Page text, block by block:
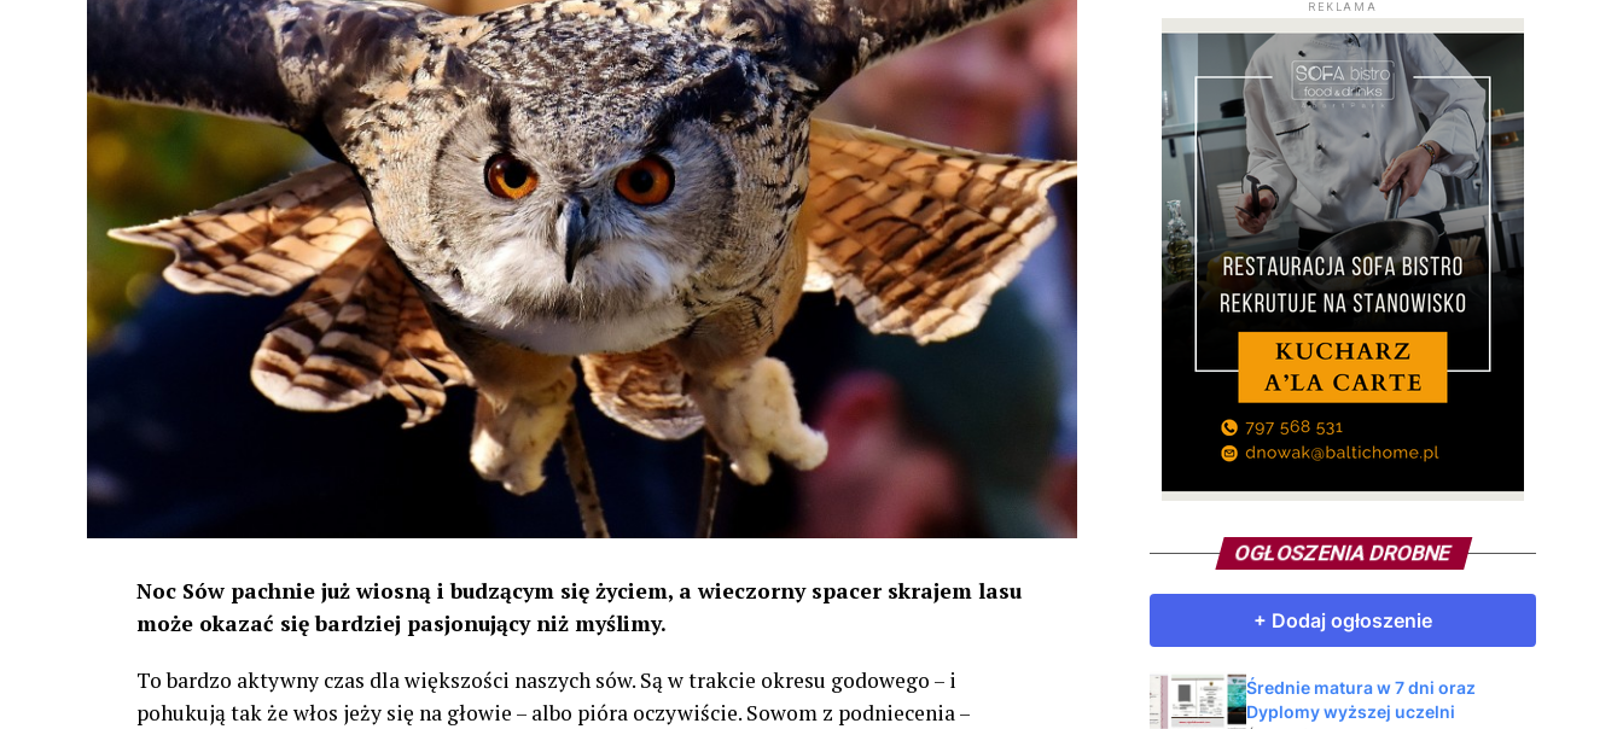
Noc Sów pachnie już wiosną i budzącym się życiem, a wieczorny spacer skrajem lasu
może okazać się bardziej pasjonujący niż myślimy.
To bardzo aktywny czas dla większości naszych sów. Są w trakcie okresu godowego – i
pohukują tak że włos jeży się na głowie – albo pióra oczywiście. Sowom z podniecenia –
REKLAMA
OGŁOSZENIA DROBNE